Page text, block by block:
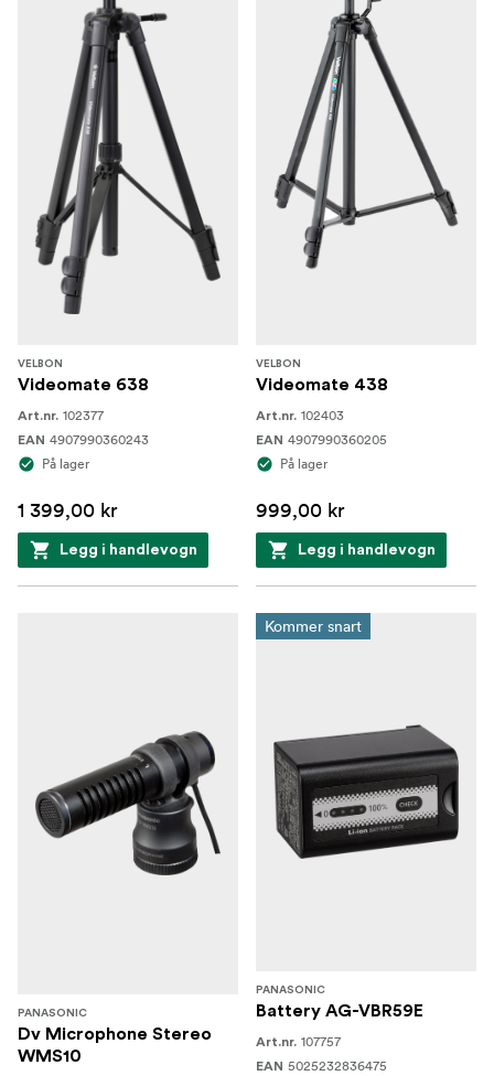
tidskodeutgang og fjernkontroll av opptak, noe som
muliggjør sømløs deling og kringkasting av innhold.
Panasonic HC-X1200E er et pålitelig og funksjonsrikt
videokamera, perfekt for profesjonelle som ønsker 4K-
videoopptak av høy kvalitet, avanserte
bildebehandlingsfunksjoner og allsidige
tilkoblingsmuligheter i en kompakt formfaktor.
Hva er i esken:
Panasonic HC-X1200E
Objektivhov
VELBON
Videomate 638
Art.nr. 102377
EAN 4907990360243
På lager
1 399,00 kr
Legg i handlevogn
VELBON
Videomate 438
Art.nr. 102403
EAN 4907990360205
På lager
999,00 kr
Legg i handlevogn
PANASONIC
Dv Microphone Stereo
WMS10
Kommer snart
PANASONIC
Battery AG-VBR59E
Art.nr. 107757
EAN 5025232836475